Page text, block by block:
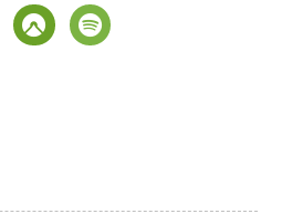
komootspotify